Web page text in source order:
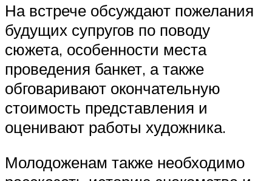
На встрече обсуждают пожелания
будущих супругов по поводу
сюжета, особенности места
проведения банкет, а также
обговаривают окончательную
стоимость представления и
оценивают работы художника.
Молодоженам также необходимо